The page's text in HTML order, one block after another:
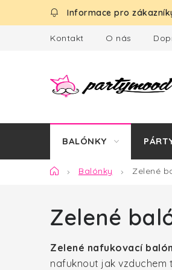
Kontakt O nás
BALÓNKY
DomůBalónky Zelené
Zelené
Zelené nafukovací
nafuknout jak vzduchem